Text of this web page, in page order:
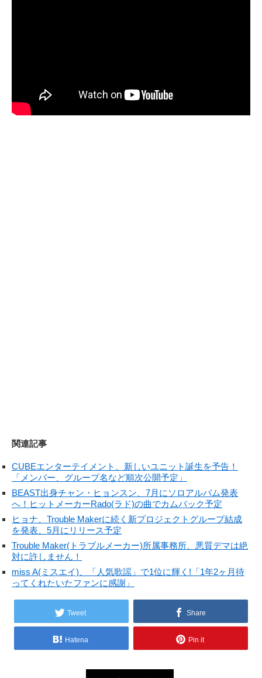
関連記事
CUBEエンターテイメント、新しいユニット誕生を予告！
「メンバー、グループ名など順次公開予定」
BEAST出身チャン・ヒョンスン、7月にソロアルバム発表
へ！ヒットメーカーRado(ラド)の曲でカムバック予定
ヒョナ、Trouble Makerに続く新プロジェクトグループ結成
を発表、5月にリリース予定
Trouble Maker(トラブルメーカー)所属事務所、悪質デマは絶
対に許しません！
miss A(ミスエイ)、「人気歌謡」で1位に輝く!「1年2ヶ月待
ってくれたいたファンに感謝」
Tweet Share
Hatena Pin it